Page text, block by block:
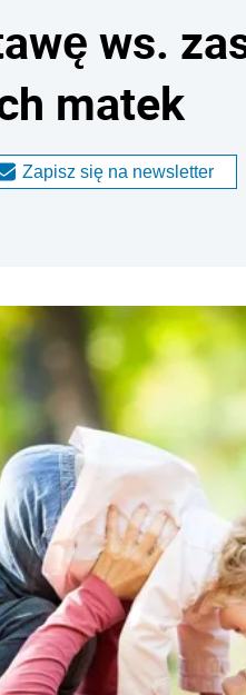
ws.
matek
Zapisz się na newsletter